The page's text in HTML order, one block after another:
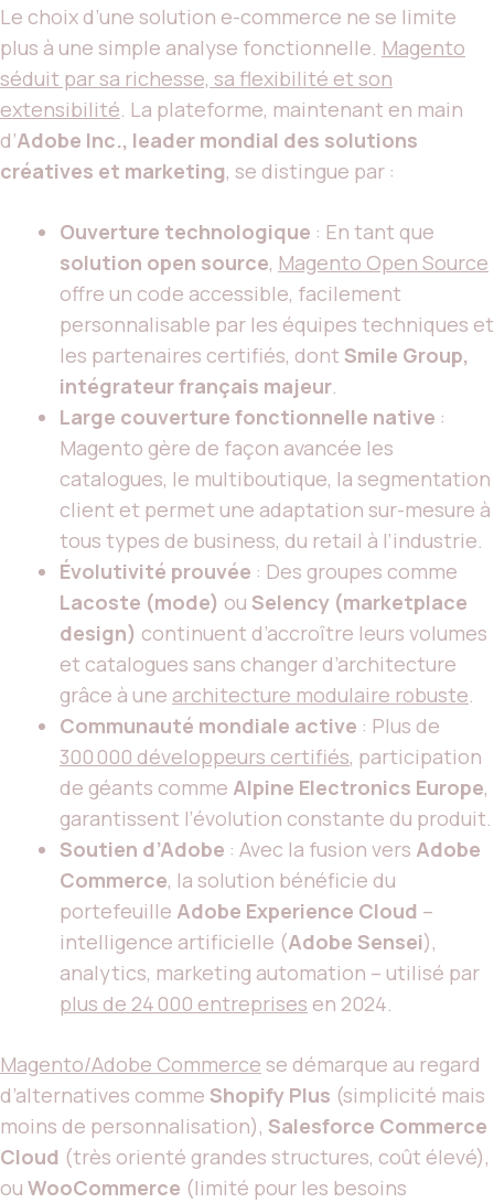
Le choix d’une solution e-commerce ne se limite
plus à une simple analyse fonctionnelle. Magento
séduit par sa richesse, sa flexibilité et son
extensibilité. La plateforme, maintenant en main
d’Adobe Inc., leader mondial des solutions
créatives et marketing, se distingue par :
Ouverture technologique : En tant que
solution open source, Magento Open Source
offre un code accessible, facilement
personnalisable par les équipes techniques et
les partenaires certifiés, dont Smile Group,
intégrateur français majeur.
Large couverture fonctionnelle native :
Magento gère de façon avancée les
catalogues, le multiboutique, la segmentation
client et permet une adaptation sur-mesure à
tous types de business, du retail à l’industrie.
Évolutivité prouvée : Des groupes comme
Lacoste (mode) ou Selency (marketplace
design) continuent d’accroître leurs volumes
et catalogues sans changer d’architecture
grâce à une architecture modulaire robuste.
Communauté mondiale active : Plus de
300 000 développeurs certifiés, participation
de géants comme Alpine Electronics Europe,
garantissent l’évolution constante du produit.
Soutien d’Adobe : Avec la fusion vers Adobe
Commerce, la solution bénéficie du
portefeuille Adobe Experience Cloud –
intelligence artificielle (Adobe Sensei),
analytics, marketing automation – utilisé par
plus de 24 000 entreprises en 2024.
Magento/Adobe Commerce se démarque au regard
d’alternatives comme Shopify Plus (simplicité mais
moins de personnalisation), Salesforce Commerce
Cloud (très orienté grandes structures, coût élevé),
ou WooCommerce (limité pour les besoins